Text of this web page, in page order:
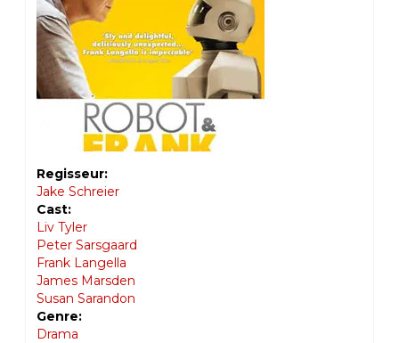
Regisseur:
Jake Schreier
Cast:
Liv Tyler
Peter Sarsgaard
Frank Langella
James Marsden
Susan Sarandon
Genre:
Drama